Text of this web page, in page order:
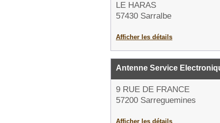
LE HARAS
57430 Sarralbe
Afficher les détails
Antenne Service
9 RUE DE FRANCE
57200 Sarreguemines
Afficher les détails